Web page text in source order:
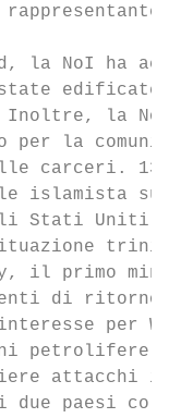
la NoI ha
edificate
Inoltre, la
per la
carceri. 13
islamista su
Stati Uniti. Nel
il primo
di ritorno
per
petrolifere,
attacchi in
paesi